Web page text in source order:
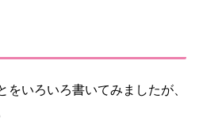
をいろいろ書いてみましたが、